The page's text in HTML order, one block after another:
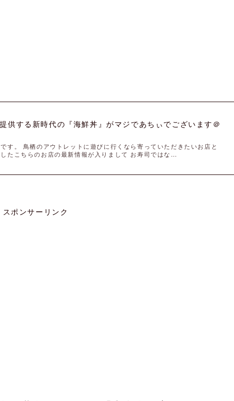
供する新時代の『海鮮丼』がマジであちぃでございます＠
す。 鳥栖のアウトレットに遊びに行くなら寄っていただきたいお店と
たこちらのお店の最新情報が入りまして お寿司ではな…
スポンサーリンク